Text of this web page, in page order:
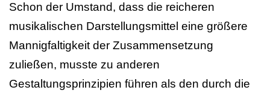
Schon der Umstand, dass die reicheren
musikalischen Darstellungsmittel eine größere
Mannigfaltigkeit der Zusammensetzung
zuließen, musste zu anderen
Gestaltungsprinzipien führen als den durch die